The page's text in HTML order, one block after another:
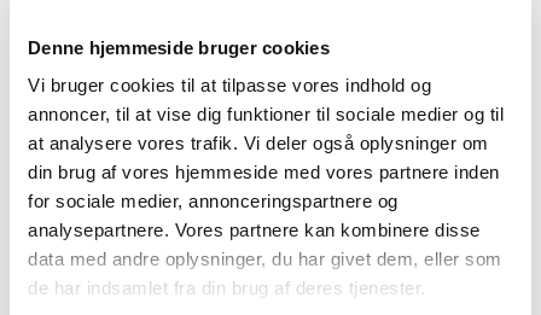
Denne hjemmeside bruger cookies
Vi bruger cookies til at tilpasse vores indhold og
annoncer, til at vise dig funktioner til sociale medier og til
at analysere vores trafik. Vi deler også oplysninger om
din brug af vores hjemmeside med vores partnere inden
for sociale medier, annonceringspartnere og
analysepartnere. Vores partnere kan kombinere disse
data med andre oplysninger, du har givet dem, eller som
de har indsamlet fra din brug af deres tjenester.
Nævnet for Sundhedsapps anbefaler ny
sundhedsapp - Apoteket
|5. februar 2026|
På sit møde i denne uge har Nævnet for Sundhedsapps –
der sekretariatsbetjenes af Lægemiddelstyrelsen –…
Ét år med EU HTA-forordningen: Dialog om
foreløbige erfaringer
|12. januar 2026|